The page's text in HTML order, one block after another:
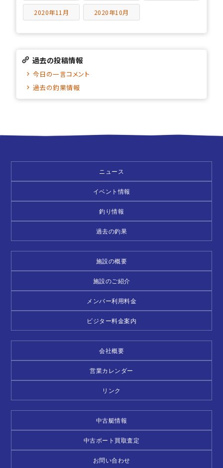
2020年11月 2020年10月
過去の投稿情報
今日の一言コメント
過去の釣果情報
ニュース
イベント情報
釣り情報
過去の釣果
施設の概要
施設のご紹介
メンバー利用料金
ビジター料金案内
会社概要
営業カレンダー
リンク
中古艇情報
中古ボート買取査定
お問い合わせ